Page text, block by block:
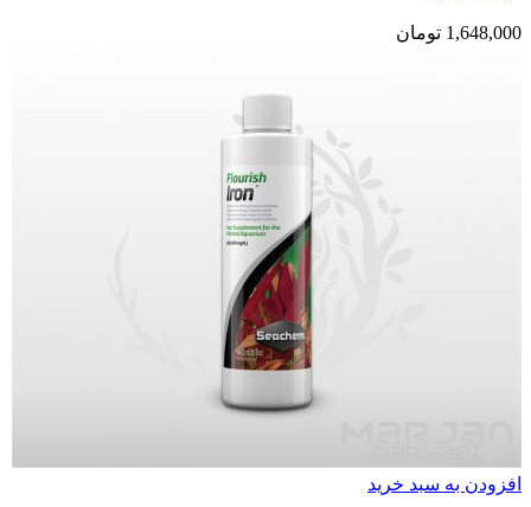
1,648,000 تومان
افزودن به سبد خرید